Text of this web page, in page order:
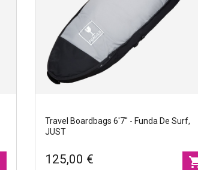
Travel Boardbags 6'7'' - Funda De Surf,
JUST
125,00 €